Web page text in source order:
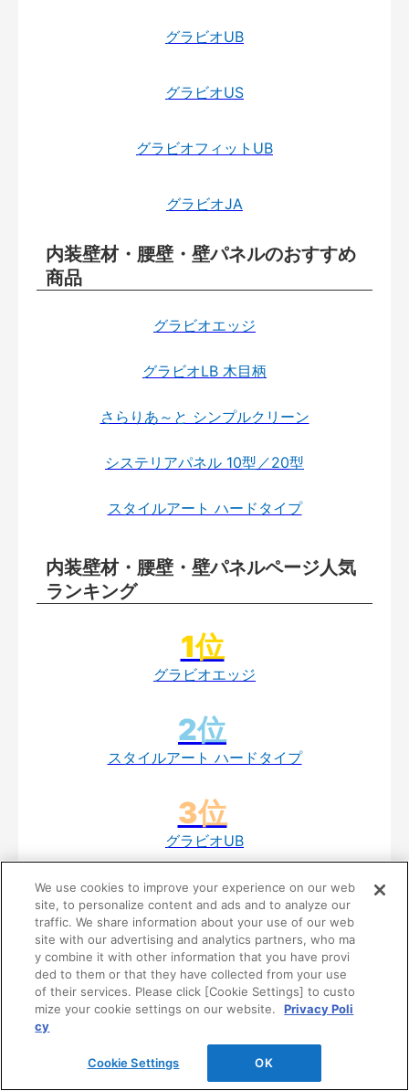
グラビオUB
グラビオUS
グラビオフィットUB
グラビオJA
内装壁材・腰壁・壁パネルのおすすめ
商品
グラビオエッジ
グラビオLB 木目柄
さらりあ～と シンプルクリーン
システリアパネル 10型／20型
スタイルアート ハードタイプ
内装壁材・腰壁・壁パネルページ人気
ランキング
グラビオエッジ
スタイルアート ハードタイプ
グラビオUB
スタイルアート 羽目板タイプ
さらりあ～と シンプルクリーン
壁材･腰壁製品ラインアップ
We use cookies to improve your experience on our web
site, to personalize content and ads and to analyze our
traffic. We share information about your use of our web
site with our advertising and analytics partners, who ma
y combine it with other information that you have provi
ded to them or that they have collected from your use
of their services. Please click [Cookie Settings] to custo
mize your cookie settings on our website.
Privacy Poli
cy
Cookie Settings OK